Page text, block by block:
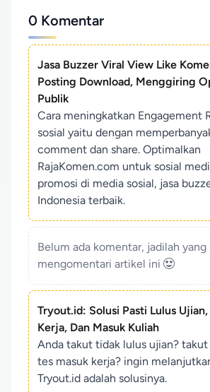
0 Komentar
Jasa Buzzer Viral View Like
Posting Download, Menggiring
Publik
Cara meningkatkan Engagement
sosial yaitu dengan
comment dan share. Optimalkan
RajaKomen.com untuk sosial
promosi di media sosial, jasa
Indonesia terbaik.
Belum ada komentar, jadilah
mengomentari artikel ini
Tryout.id: Solusi Pasti Lulus Ujian,
Kerja, Dan Masuk Kuliah
Anda takut tidak lulus ujian?
tes masuk kerja? ingin
Tryout.id adalah solusinya.